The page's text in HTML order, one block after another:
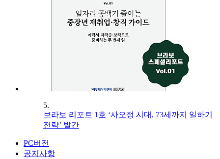
5.
브라보 리포트 1호 ‘사오정 시대, 73세까지 일하기
전략’ 발간
PC버전
공지사항